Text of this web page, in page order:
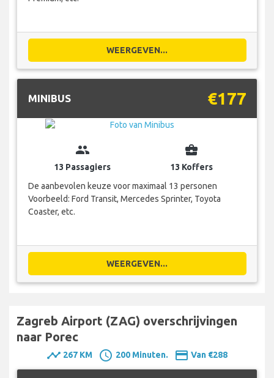
WEERGEVEN...
MINIBUS €177
group
13 Passagiers
business_center
13 Koffers
De aanbevolen keuze voor maximaal 13 personen
Voorbeeld: Ford Transit, Mercedes Sprinter, Toyota
Coaster, etc.
WEERGEVEN...
Zagreb Airport (ZAG) overschrijvingen
naar Porec
timeline 267 KM schedule 200 Minuten. payment Van €288